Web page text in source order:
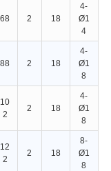
68 2 18
4-
Ø1
4
88 2 18
4-
Ø1
8
10
2
2 18
4-
Ø1
8
12
2
2 18
8-
Ø1
8